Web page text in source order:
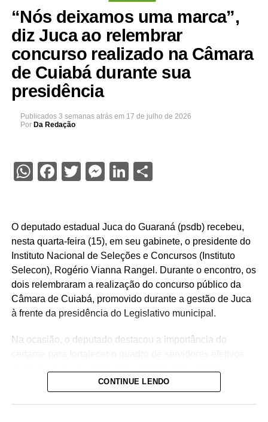
“Nós deixamos uma marca”,
diz Juca ao relembrar
concurso realizado na Câmara
de Cuiabá durante sua
presidência
Publicados 3 semanas atrás em 17 de julho de 2026
Por Da Redação
WhatsApp
Facebook
Twitter
Messenger
LinkedIn
Share
O deputado estadual Juca do Guaraná (psdb) recebeu,
nesta quarta-feira (15), em seu gabinete, o presidente do
Instituto Nacional de Seleções e Concursos (Instituto
Selecon), Rogério Vianna Rangel. Durante o encontro, os
dois relembraram a realização do concurso público da
Câmara de Cuiabá, promovido durante a gestão de Juca
à frente da presidência do Legislativo municipal.
Na ocasião, o deputado destacou a importância do
CONTINUE LENDO